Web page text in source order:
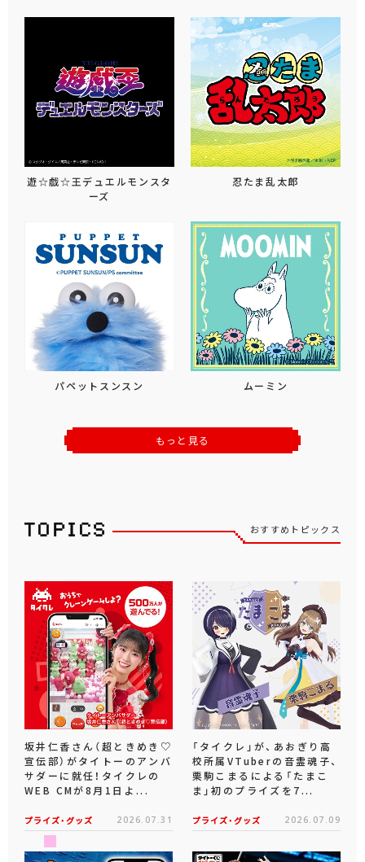
遊☆戯☆王デュエルモンスタ
ーズ
忍たま乱太郎
パペットスンスン ムーミン
もっと見る
おすすめトピックス
坂井仁香さん（超ときめき♡
宣伝部）がタイトーのアンバ
サダーに就任！タイクレの
WEB CMが8月1日よ...
プライズ・グッズ 2026.07.31
「タイクレ」が、あおぎり高
校所属VTuberの音霊魂子、
栗駒こまるによる「たまこ
ま」初のプライズを7...
プライズ・グッズ 2026.07.09